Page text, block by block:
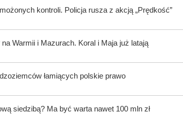
kontroli. Policja rusza z akcją „Prędkość”
Warmii i Mazurach. Koral i Maja już latają
łamiących polskie prawo
siedzibą? Ma być warta nawet 100 mln zł